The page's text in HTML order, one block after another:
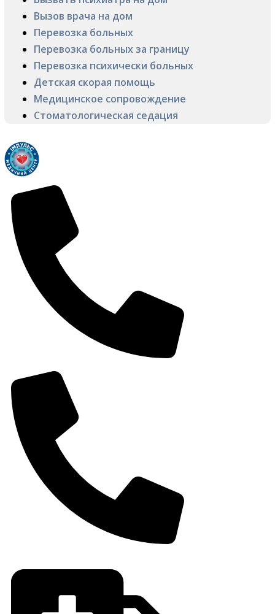
Вызов врача на дом
Перевозка больных
Перевозка больных за границу
Перевозка психически больных
Детская скорая помощь
Медицинское сопровождение
Стоматологическая седация